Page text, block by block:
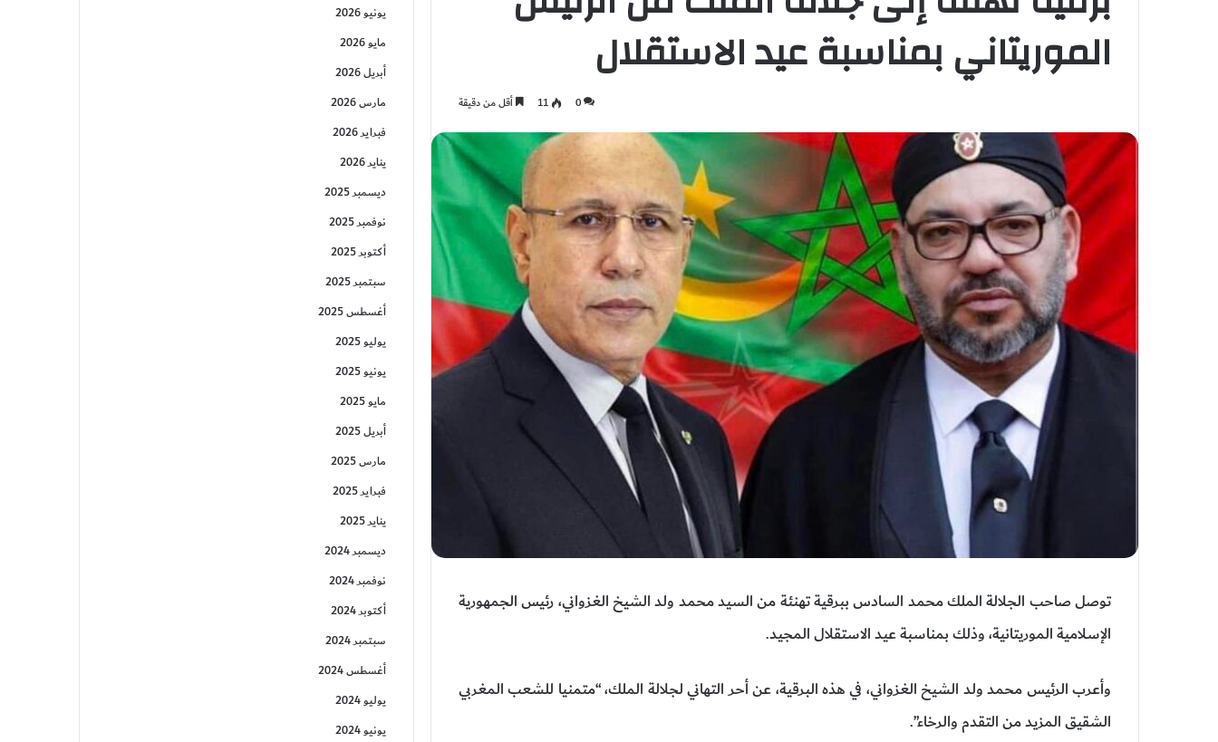
الموريتاني بمناسبة عيد الاستقلال
0
11 أقل من دقيقة
توصل صاحب الجلالة الملك محمد السادس ببرقية تهنئة من السيد محمد ولد الشيخ الغزواني، رئيس الجمهورية
الإسلامية الموريتانية، وذلك بمناسبة عيد الاستقلال المجيد.
وأعرب الرئيس محمد ولد الشيخ الغزواني، في هذه البرقية، عن أحر التهاني لجلالة الملك، “متمنيا للشعب المغربي
الشقيق المزيد من التقدم والرخاء”.
يونيو 2026
مايو 2026
أبريل 2026
مارس 2026
فبراير 2026
يناير 2026
ديسمبر 2025
نوفمبر 2025
أكتوبر 2025
سبتمبر 2025
أغسطس 2025
يوليو 2025
يونيو 2025
مايو 2025
أبريل 2025
مارس 2025
فبراير 2025
يناير 2025
ديسمبر 2024
نوفمبر 2024
أكتوبر 2024
سبتمبر 2024
أغسطس 2024
يوليو 2024
يونيو 2024